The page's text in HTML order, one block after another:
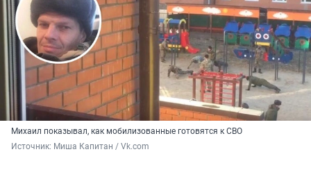
Михаил показывал, как мобилизованные готовятся к СВО
Источник: Миша Капитан / Vk.com